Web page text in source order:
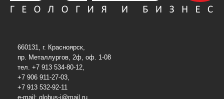
660131, г. Красноярск,
пр. Металлургов, 2ф, оф. 1-08
тел. +7 913 534-80-12,
+7 906 911-27-03,
+7 913 532-92-11
e-mail: globus-j@mail.ru